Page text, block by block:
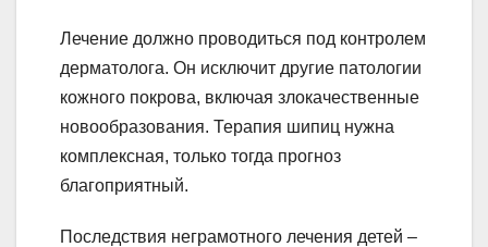
Лечение должно проводиться под контролем
дерматолога. Он исключит другие патологии
кожного покрова, включая злокачественные
новообразования. Терапия шипиц нужна
комплексная, только тогда прогноз
благоприятный.
Последствия неграмотного лечения детей –